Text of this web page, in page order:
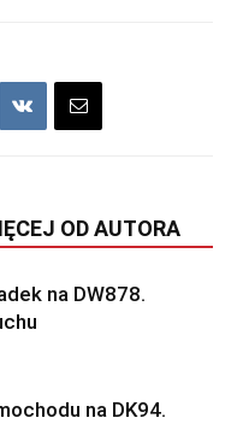
OD AUTORA
na DW878.
na DK94.